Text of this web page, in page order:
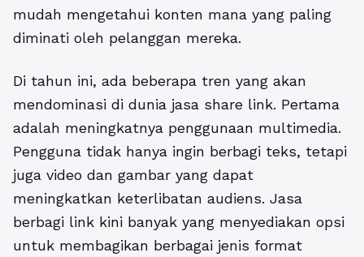
mudah mengetahui konten mana yang paling
diminati oleh pelanggan mereka.
Di tahun ini, ada beberapa tren yang akan
mendominasi di dunia jasa share link. Pertama
adalah meningkatnya penggunaan multimedia.
Pengguna tidak hanya ingin berbagi teks, tetapi
juga video dan gambar yang dapat
meningkatkan keterlibatan audiens. Jasa
berbagi link kini banyak yang menyediakan opsi
untuk membagikan berbagai jenis format